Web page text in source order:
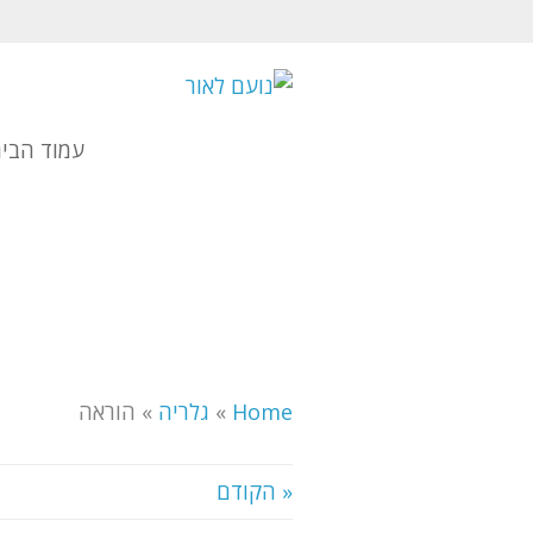
עמוד
Home
» גלריה » הוראה
« הקודם